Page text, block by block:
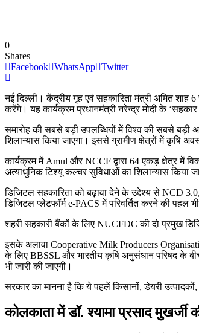
0
Shares
Facebook WhatsApp Twitter
नई दिल्ली। केंद्रीय गृह एवं सहकारिता मंत्री अमित शाह
करेंगे। यह कार्यक्रम प्रधानमंत्री नरेन्द्र मोदी के
समारोह की सबसे बड़ी उपलब्धियों में विश्व की सबसे बड़ी
शिलान्यास किया जाएगा। इससे ग्रामीण क्षेत्रों में कृषि
कार्यक्रम में Amul और NCCF द्वारा 64 एकड़ क्षेत्र में
अत्याधुनिक टिश्यू कल्चर सुविधाओं का शिलान्यास किया
डिजिटल सहकारिता को बढ़ावा देने के उद्देश्य से NCD
डिजिटल प्लेटफॉर्म e-PACS में परिवर्तित करने की पहल
शहरी सहकारी बैंकों के लिए NUCFDC की दो प्रमुख
इसके अलावा Cooperative Milk Producers
के लिए BBSSL और भारतीय कृषि अनुसंधान परिषद के बीच
भी जारी की जाएगी।
सरकार का मानना है कि ये पहलें किसानों, डेयरी
कोलकाता में डॉ. श्यामा प्रसाद